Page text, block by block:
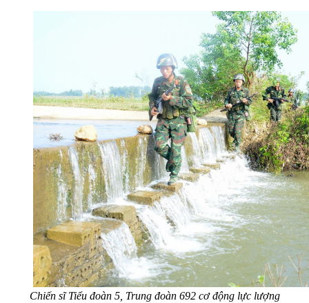
Chiến sĩ Tiểu đoàn 5, Trung đoàn 692 cơ động lực lượng